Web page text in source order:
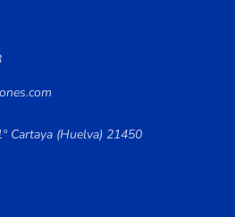
Cartaya (Huelva) 21450